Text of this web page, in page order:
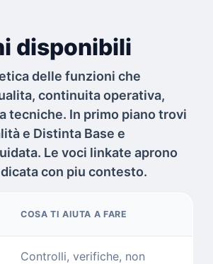
disponibili
delle funzioni che
continuita operativa,
tecniche. In primo piano trovi
e Distinta Base e
Le voci linkate aprono
con piu contesto.
COSA TI AIUTA A FARE
Controlli, verifiche, non